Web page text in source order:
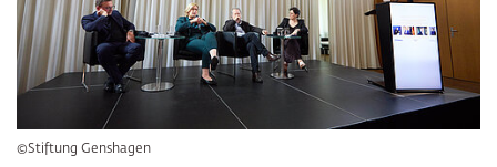
©Stiftung Genshagen